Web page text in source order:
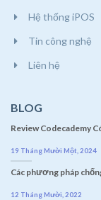
Hệ thống iPOS
Tin công nghệ
Liên hệ
BLOG
Review Codecademy
19 Tháng Mười Một, 2024
Các phương pháp
12 Tháng Mười, 2022